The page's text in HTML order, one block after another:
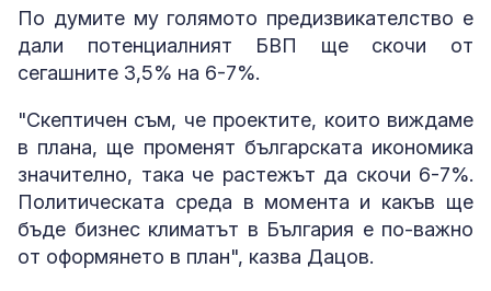
По думите му голямото предизвикателство е
дали потенциалният БВП ще скочи от
сегашните 3,5% на 6-7%.
"Скептичен съм, че проектите, които виждаме
в плана, ще променят българската икономика
значително, така че растежът да скочи 6-7%.
Политическата среда в момента и какъв ще
бъде бизнес климатът в България е по-важно
от оформянето в план", казва Дацов.